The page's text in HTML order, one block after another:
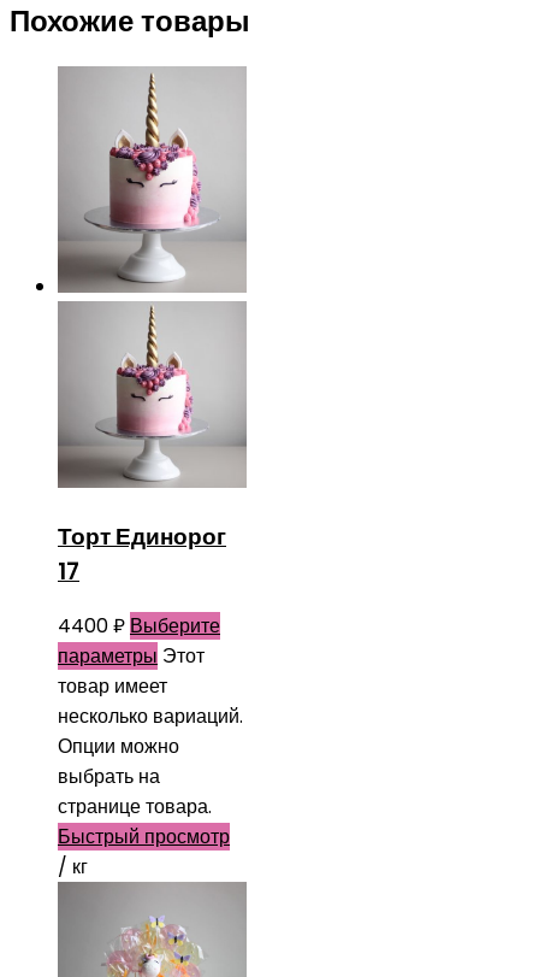
Похожие товары
Торт Единорог
17
4400₽ Выберите
параметры Этот
товар имеет
несколько вариаций.
Опции можно
выбрать на
странице товара.
Быстрый просмотр
/ кг